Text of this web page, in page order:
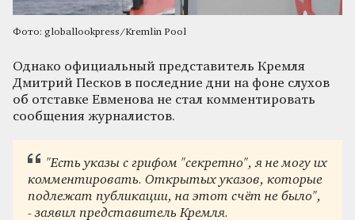
Фото: globallookpress/Kremlin Pool
Однако официальный представитель Кремля
Дмитрий Песков в последние дни на фоне слухов
об отставке Евменова не стал комментировать
сообщения журналистов.
"Есть указы с грифом "секретно", я не могу их
комментировать. Открытых указов, которые
подлежат публикации, на этот счёт не было",
- заявил представитель Кремля.